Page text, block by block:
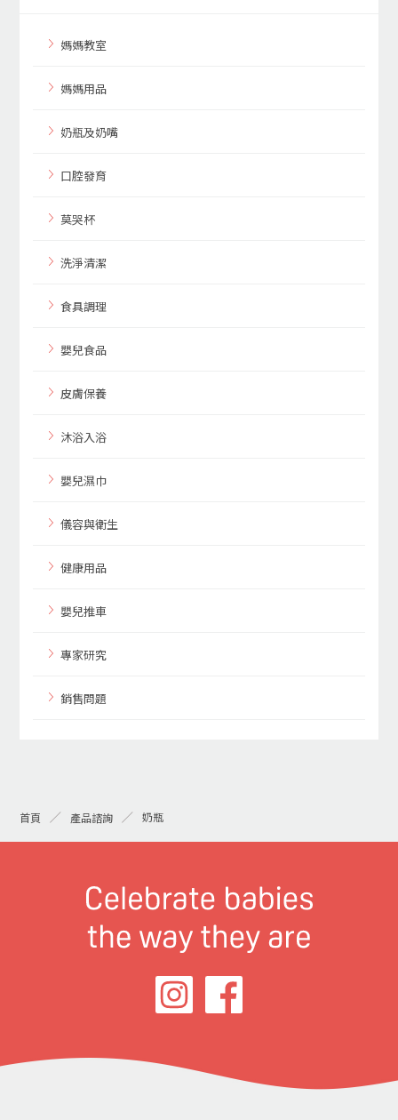
媽媽教室
媽媽用品
奶瓶及奶嘴
口腔發育
莫哭杯
洗淨清潔
食具調理
嬰兒食品
皮膚保養
沐浴入浴
嬰兒濕巾
儀容與衛生
健康用品
嬰兒推車
專家研究
銷售問題
首頁 產品諮詢 奶瓶